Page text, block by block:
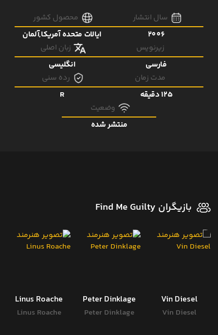
سال انتشار
2006
محصول کشور
ایالات متحده آمریکا,آلمان
زیرنویس
فارسی
زبان اصلی
انگلیسی
مدت زمان
125 دقیقه
رده سنی
R
وضعیت
منتشر شده
بازیگران Find Me Guilty
Vin Diesel
Vin Diesel
Peter Dinklage
Peter Dinklage
Linus Roache
Linus Roache